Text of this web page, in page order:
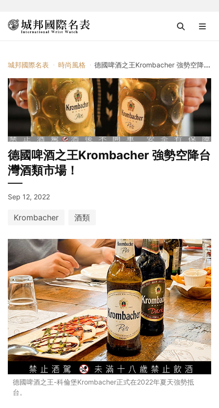
城邦國際名表 時尚風格 德國啤酒之王Krombacher 強勢空降台灣酒類市場！
德國啤酒之王Krombacher 強勢空降台
灣酒類市場！
Sep 12, 2022
Krombacher 酒類
德國啤酒之王-科倫堡Krombacher正式在2022年夏天強勢抵
台。